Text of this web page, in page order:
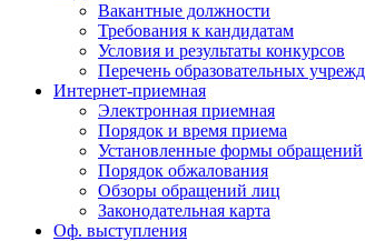
Вакантные должности
Требования к кандидатам
Условия и результаты конкурсов
Перечень образовательных
Интернет-приемная
Электронная приемная
Порядок и время приема
Установленные формы обращений
Порядок обжалования
Обзоры обращений лиц
Законодательная карта
Оф. выступления